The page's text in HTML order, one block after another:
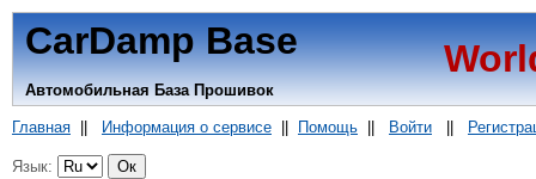
CarDamp Base
Автомобильная База Прошивок
Главная|| Информация о сервисе|| Помощь|| Войти||
Язык: